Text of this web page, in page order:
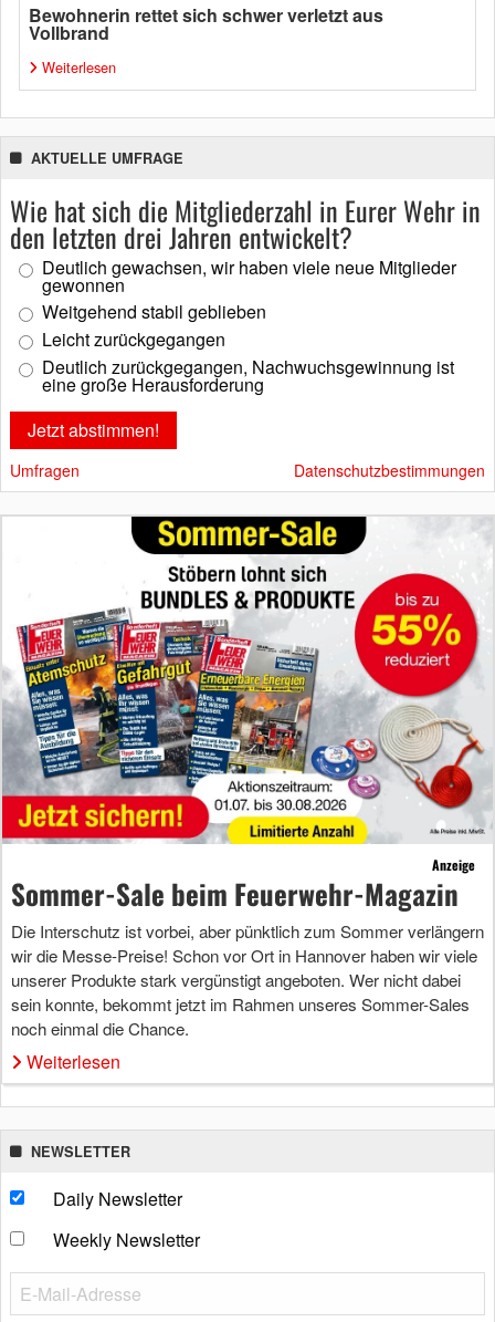
Bewohnerin rettet sich schwer verletzt aus
Vollbrand
Weiterlesen
AKTUELLE UMFRAGE
Wie hat sich die Mitgliederzahl in Eurer Wehr in
den letzten drei Jahren entwickelt?
Deutlich gewachsen, wir haben viele neue Mitglieder
gewonnen
Weitgehend stabil geblieben
Leicht zurückgegangen
Deutlich zurückgegangen, Nachwuchsgewinnung ist
eine große Herausforderung
Umfragen Datenschutzbestimmungen
Anzeige
Sommer-Sale beim Feuerwehr-Magazin
Die Interschutz ist vorbei, aber pünktlich zum Sommer verlängern
wir die Messe-Preise! Schon vor Ort in Hannover haben wir viele
unserer Produkte stark vergünstigt angeboten. Wer nicht dabei
sein konnte, bekommt jetzt im Rahmen unseres Sommer-Sales
noch einmal die Chance.
Weiterlesen
NEWSLETTER
Daily Newsletter
Weekly Newsletter